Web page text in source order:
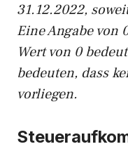
31.12.2022,
Eine Angabe von
Wert von 0
bedeuten, dass
vorliegen.